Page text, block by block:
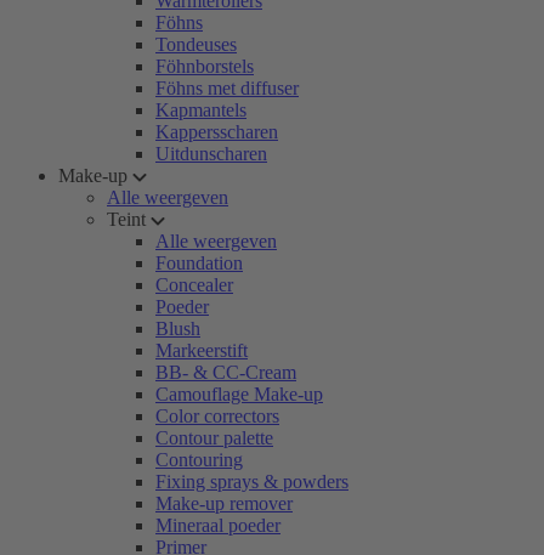
Föhns
Tondeuses
Föhnborstels
Föhns met diffuser
Kapmantels
Kappersscharen
Uitdunscharen
Make-up
Alle weergeven
Teint
Alle weergeven
Foundation
Concealer
Poeder
Blush
Markeerstift
BB- & CC-Cream
Camouflage Make-up
Color correctors
Contour palette
Contouring
Fixing sprays & powders
Make-up remover
Mineraal poeder
Primer